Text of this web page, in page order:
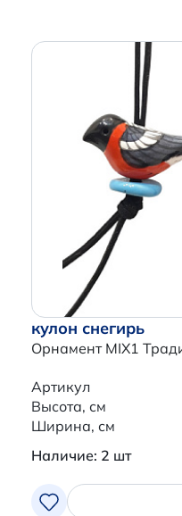
кулон снегирь
Орнамент MIX1
Артикул
Высота, см
Ширина, см
Наличие: 2 шт